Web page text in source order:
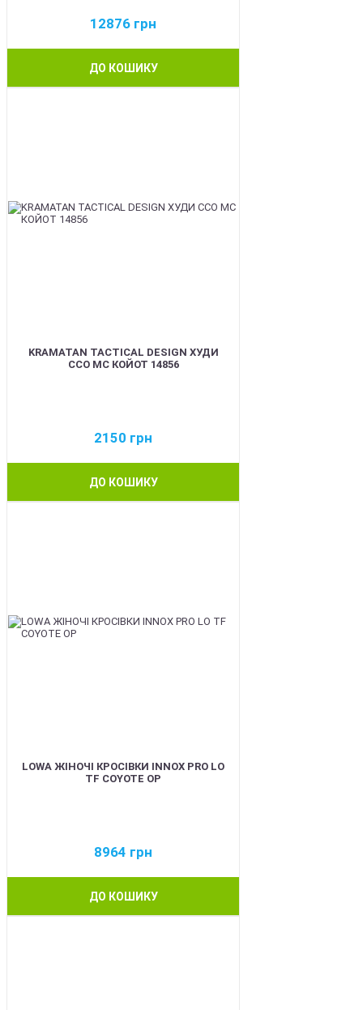
12876 грн
ДО КОШИКУ
KRAMATAN TACTICAL DESIGN ХУДИ
ССО МС КОЙОТ 14856
2150 грн
ДО КОШИКУ
LOWA ЖІНОЧІ КРОСІВКИ INNOX PRO LO
TF COYOTE OP
8964 грн
ДО КОШИКУ